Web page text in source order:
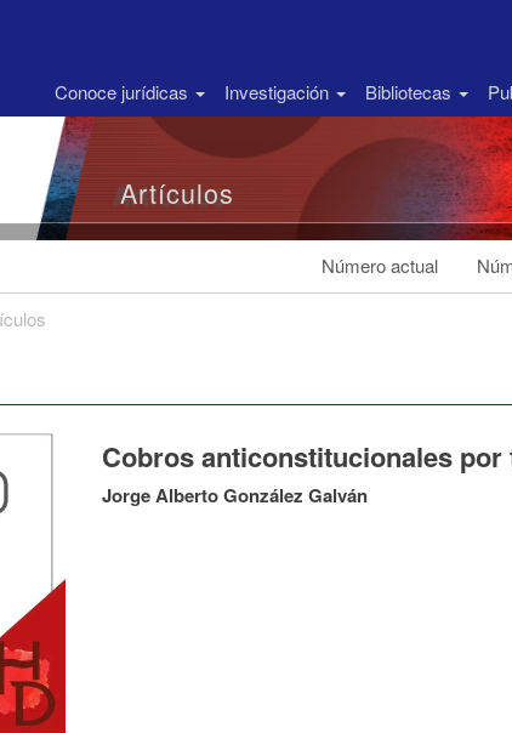
Conoce jurídicas Investigación Bibliotecas
Artículos
Número actual
Cobros anticonstitucionales
Jorge Alberto González Galván